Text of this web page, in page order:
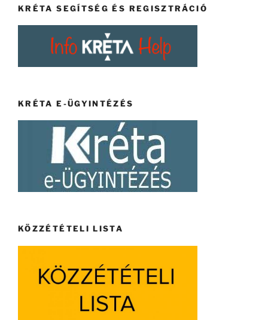
KRÉTA SEGÍTSÉG ÉS REGISZTRÁCIÓ
KRÉTA E-ÜGYINTÉZÉS
KÖZZÉTÉTELI LISTA